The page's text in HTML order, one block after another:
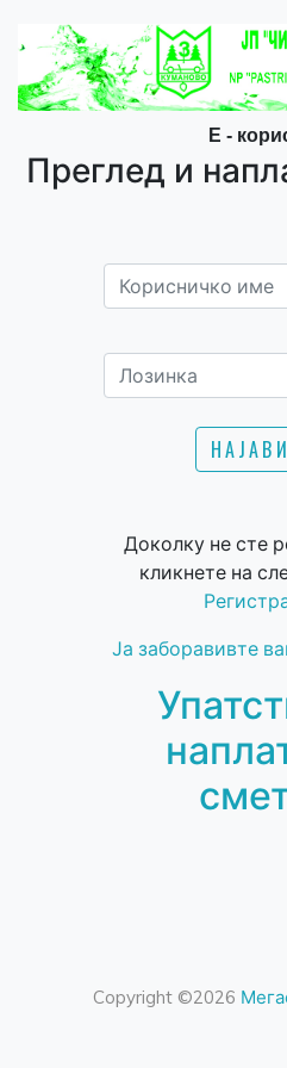
Е -
Преглед и
Доколку не сте
кликнете на
Ја заборавивте
Copyright ©2026